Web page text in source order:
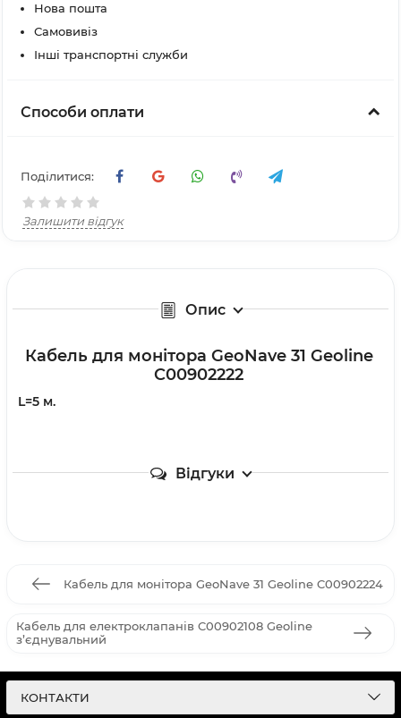
Нова пошта
Самовивіз
Інші транспортні служби
Способи оплати
Поділитися:
Залишити відгук
Опис
Кабель для монітора GeoNave 31 Geoline
C00902222
L=5 м.
Відгуки
Кабель для монітора GeoNave 31 Geoline C00902224
Кабель для електроклапанів C00902108 Geoline
з’єднувальний
КОНТАКТИ